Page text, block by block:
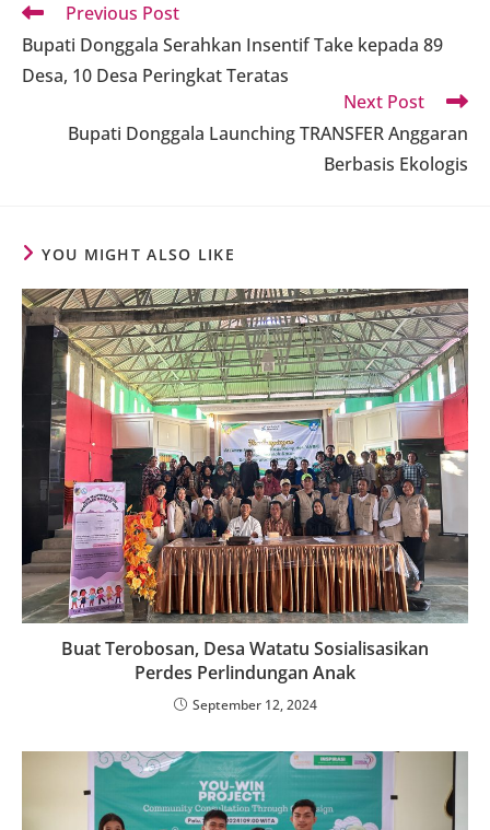
Read
articles
Previous Post
Bupati Donggala Serahkan Insentif Take kepada 89
Desa, 10 Desa Peringkat Teratas
Next Post
Bupati Donggala Launching TRANSFER Anggaran
Berbasis Ekologis
YOU MIGHT ALSO LIKE
Buat Terobosan, Desa Watatu Sosialisasikan
Perdes Perlindungan Anak
September 12, 2024